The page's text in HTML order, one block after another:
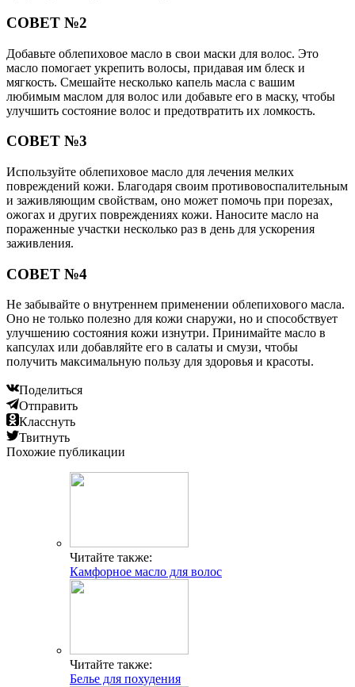
СОВЕТ №2
Добавьте облепиховое масло в свои маски для волос. Это
масло помогает укрепить волосы, придавая им блеск и
мягкость. Смешайте несколько капель масла с вашим
любимым маслом для волос или добавьте его в маску, чтобы
улучшить состояние волос и предотвратить их ломкость.
СОВЕТ №3
Используйте облепиховое масло для лечения мелких
повреждений кожи. Благодаря своим противовоспалительным
и заживляющим свойствам, оно может помочь при порезах,
ожогах и других повреждениях кожи. Наносите масло на
пораженные участки несколько раз в день для ускорения
заживления.
СОВЕТ №4
Не забывайте о внутреннем применении облепихового масла.
Оно не только полезно для кожи снаружи, но и способствует
улучшению состояния кожи изнутри. Принимайте масло в
капсулах или добавляйте его в салаты и смузи, чтобы
получить максимальную пользу для здоровья и красоты.
Поделиться
Отправить
Класснуть
Твитнуть
Похожие публикации
Читайте также:
Камфорное масло для волос
Читайте также:
Белье для похудения